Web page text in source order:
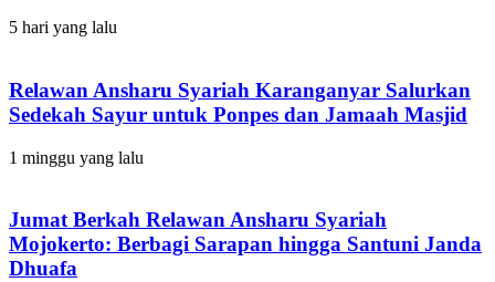
5 hari yang lalu
Relawan Ansharu Syariah Karanganyar Salurkan
Sedekah Sayur untuk Ponpes dan Jamaah Masjid
1 minggu yang lalu
Jumat Berkah Relawan Ansharu Syariah
Mojokerto: Berbagi Sarapan hingga Santuni Janda
Dhuafa